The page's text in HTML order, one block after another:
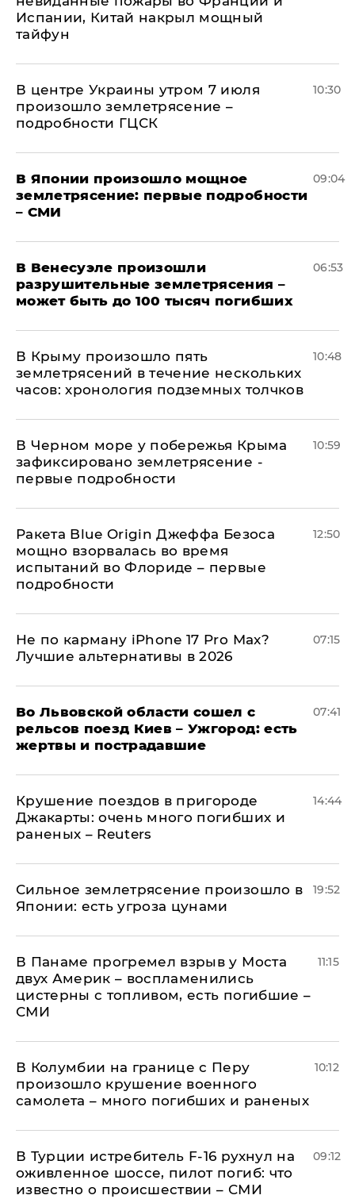
Испании, Китай накрыл мощный
тайфун
В центре Украины утром 7 июля
произошло землетрясение –
подробности ГЦСК
10:30
В Японии произошло мощное
землетрясение: первые подробности
– СМИ
09:04
В Венесуэле произошли
разрушительные землетрясения –
может быть до 100 тысяч погибших
06:53
В Крыму произошло пять
землетрясений в течение нескольких
часов: хронология подземных толчков
10:48
В Черном море у побережья Крыма
зафиксировано землетрясение -
первые подробности
10:59
Ракета Blue Origin Джеффа Безоса
мощно взорвалась во время
испытаний во Флориде – первые
подробности
12:50
Не по карману iPhone 17 Pro Max?
Лучшие альтернативы в 2026
07:15
Во Львовской области сошел с
рельсов поезд Киев – Ужгород: есть
жертвы и пострадавшие
07:41
Крушение поездов в пригороде
Джакарты: очень много погибших и
раненых – Reuters
14:44
Сильное землетрясение произошло в
Японии: есть угроза цунами
19:52
В Панаме прогремел взрыв у Моста
двух Америк – воспламенились
цистерны с топливом, есть погибшие –
СМИ
11:15
В Колумбии на границе с Перу
произошло крушение военного
самолета – много погибших и раненых
10:12
В Турции истребитель F-16 рухнул на
оживленное шоссе, пилот погиб: что
известно о происшествии – СМИ
09:12